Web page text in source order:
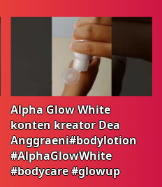
Alpha Glow White
konten kreator Dea
Anggraeni#bodylotion
#AlphaGlowWhite
#bodycare #glowup